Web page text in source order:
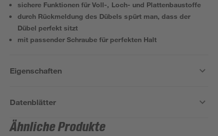
sichere Funktionen für Voll-, Loch- und Plattenbaustoffe
durch Rückmeldung des Dübels spürt man, dass der
Dübel perfekt sitzt
mit passender Schraube für perfekten Halt
Eigenschaften
Datenblätter
Ähnliche Produkte